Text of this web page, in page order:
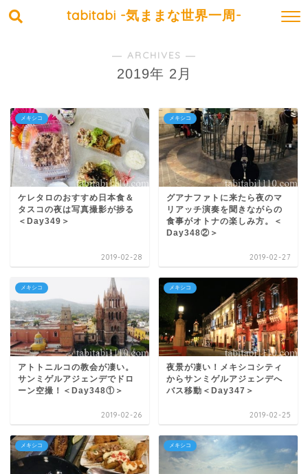
tabitabi -気ままな世界一周-
― ARCHIVES ―
2019年 2月
メキシコ
ケレタロのおすすめ日本食＆
タスコの夜は写真撮影が捗る
＜Day349＞
2019-02-28
メキシコ
グアナファトに来たら夜のマ
リアッチ演奏を聞きながらの
食事がオトナの楽しみ方。＜
Day348②＞
2019-02-27
メキシコ
アトトニルコの教会が凄い。
サンミゲルアジェンデでドロ
ーン空撮！＜Day348①＞
2019-02-26
メキシコ
夜景が凄い！メキシコシティ
からサンミゲルアジェンデへ
バス移動＜Day347＞
2019-02-25
メキシコ メキシコ